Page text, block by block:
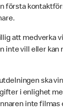
första
att
vill eller
ska
i enlighet
inte